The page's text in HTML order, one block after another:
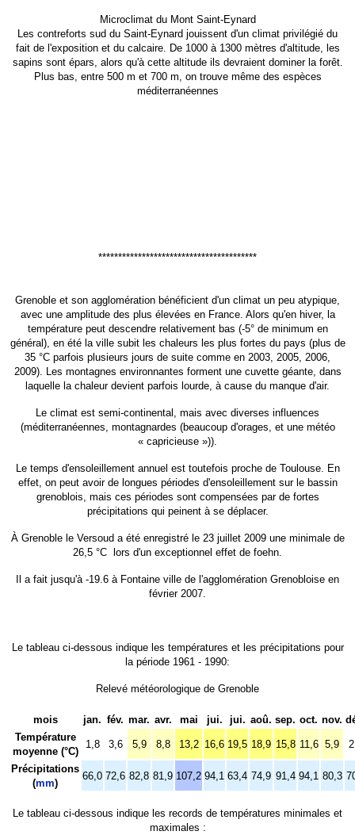
Microclimat du Mont Saint-Eynard
Les contreforts sud du Saint-Eynard jouissent d'un climat privilégié du
fait de l'exposition et du calcaire. De 1000 à 1300 mètres d'altitude, les
sapins sont épars, alors qu'à cette altitude ils devraient dominer la forêt.
Plus bas, entre 500 m et 700 m, on trouve même des espèces
méditerranéennes
****************************************
Grenoble et son agglomération bénéficient d'un climat un peu atypique,
avec une amplitude des plus élevées en France. Alors qu'en hiver, la
température peut descendre relativement bas (-5° de minimum en
général), en été la ville subit les chaleurs les plus fortes du pays (plus de
35 °C parfois plusieurs jours de suite comme en 2003, 2005, 2006,
2009). Les montagnes environnantes forment une cuvette géante, dans
laquelle la chaleur devient parfois lourde, à cause du manque d'air.
Le climat est semi-continental , mais avec diverses influences
(méditerranéennes, montagnardes (beaucoup d'orages, et une météo
« capricieuse »)).
Le temps d'ensoleillement annuel est toutefois proche de Toulouse. En
effet, on peut avoir de longues périodes d'ensoleillement sur le bassin
grenoblois, mais ces périodes sont compensées par de fortes
précipitations qui peinent à se déplacer.
À Grenoble le Versoud a été enregistré le 23 juillet 2009 une minimale de
26,5 °C lors d'un exceptionnel effet de foehn
Il a fait jusqu'à -19.6 à Fontaine ville de l'agglomération Grenobloise en
février 2007.
Le tableau ci-dessous indique les températures et les précipitations pour
la période 1961 - 1990:
Relevé météorologique de Grenoble
mois jan. fév. mar. avr. mai jui. jui. aoû. sep. oct. nov.
Température
moyenne (°C)
1,8 3,6 5,9 8,8 13,2 16,6 19,5 18,9 15,8 11,6 5,9
Précipitations
(mm)
66,0 72,6 82,8 81,9 107,2 94,1 63,4 74,9 91,4 94,1 80,3
Le tableau ci-dessous indique les records de températures minimales et
maximales :